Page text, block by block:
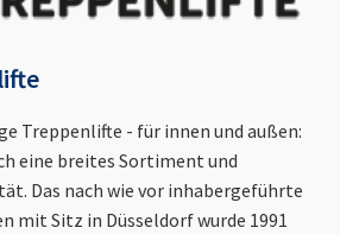
Treppenlifte - für innen und außen:
eine breites Sortiment und
Das nach wie vor inhabergeführte
mit Sitz in Düsseldorf wurde 1991